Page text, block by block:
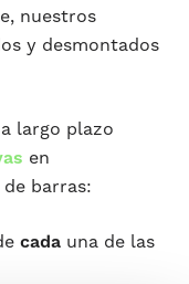
nuestros
y desmontados
largo plazo
en
barras:
cada una de las